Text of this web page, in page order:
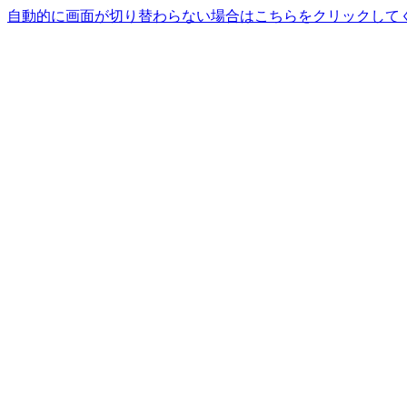
自動的に画面が切り替わらない場合はこちらをクリックして